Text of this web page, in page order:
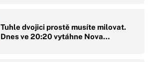
Tuhle dvojici prostě musíte milovat.
Dnes ve 20:20 vytáhne Nova…